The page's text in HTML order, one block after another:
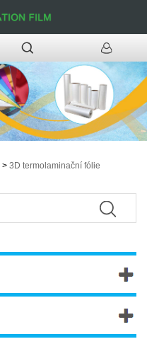
> 3D termolaminační fólie